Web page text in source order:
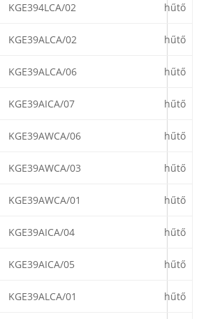
KGE394LCA/02 hűtő
KGE39ALCA/02 hűtő
KGE39ALCA/06 hűtő
KGE39AICA/07 hűtő
KGE39AWCA/06 hűtő
KGE39AWCA/03 hűtő
KGE39AWCA/01 hűtő
KGE39AICA/04 hűtő
KGE39AICA/05 hűtő
KGE39ALCA/01 hűtő